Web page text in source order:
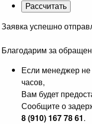
Заявка успешно
Благодарим за
Если менеджер не
часов,
Вам будет
Сообщите о
8 (910) 167 78 61.